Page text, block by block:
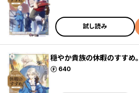
試し読み
穏やか貴族の休暇のすす
640
ポイント